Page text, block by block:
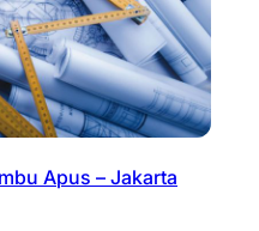
Apus – Jakarta